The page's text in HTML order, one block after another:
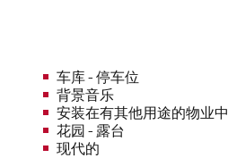
车库 - 停车位
背景音乐
安装在有其他用途的物业中
花园 - 露台
现代的